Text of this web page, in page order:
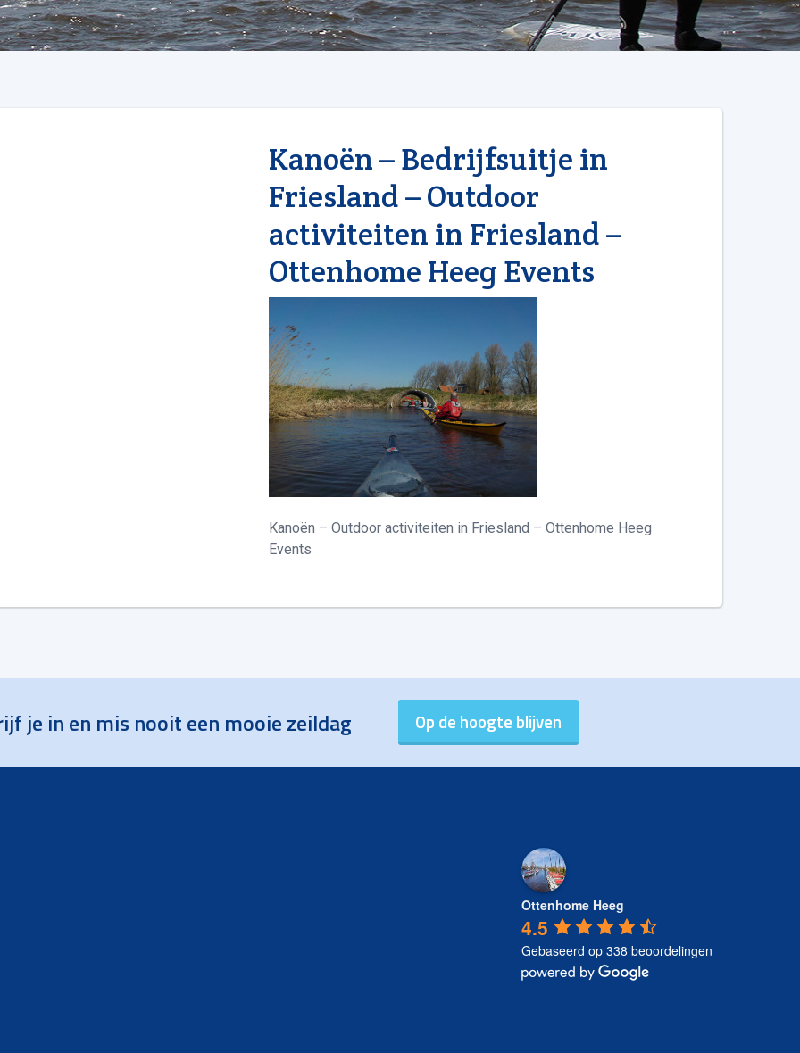
Kanoën – Bedrijfsuitje in
Friesland – Outdoor
activiteiten in Friesland –
Ottenhome Heeg Events
Kanoën – Outdoor activiteiten in Friesland – Ottenhome Heeg
Events
je in en mis nooit een mooie zeildag
Ottenhome Heeg
4.5
Gebaseerd op 338 beoordelingen